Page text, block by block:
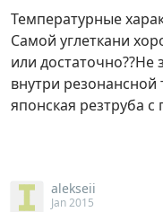
Температурные
Самой углеткани
или
внутри резонансной
японская резтруба
alekseii
Jan 2015